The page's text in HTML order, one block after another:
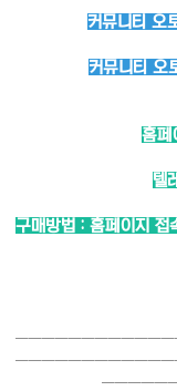
커뮤니티 오
커뮤니티 오
홈페
텔
구매방법 : 홈페이지 접